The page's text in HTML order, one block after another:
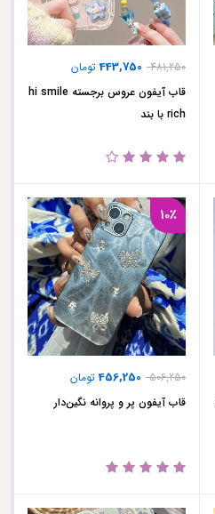
481,250
443,750تومان
قاب آیفون عروس برجسته hi smile
rich با بند
10٪
506,250
456,250تومان
قاب آیفون پر و پروانه نگین‌دار